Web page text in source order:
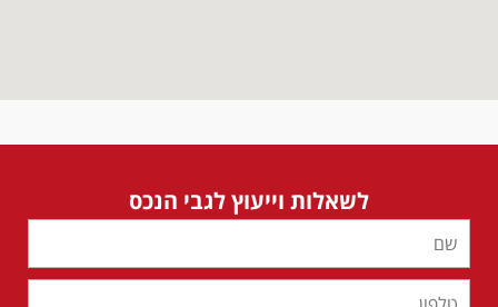
לשאלות וייעוץ לגבי הנכס